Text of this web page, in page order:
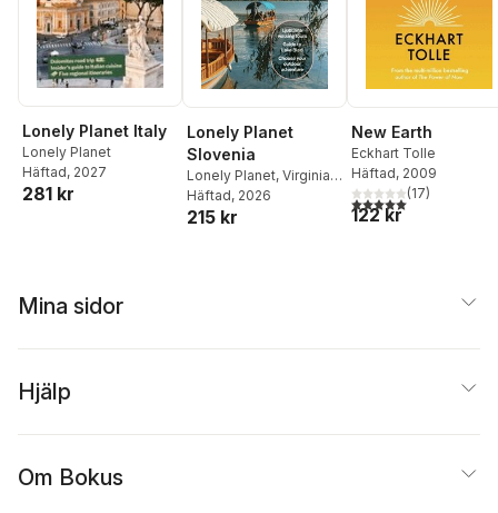
Lonely Planet Italy
Lonely Planet
Häftad, 2027
281 kr
Lonely Planet
Slovenia
Lonely Planet, Virginia
DiGaetano,Mark Baker
Anthony Ham
Häftad, 2026
215 kr
New Earth
Eckhart Tolle
Häftad, 2009
5,0utav 5 stjärnor.
(17)
122 kr
Mina sidor
Hjälp
Om Bokus